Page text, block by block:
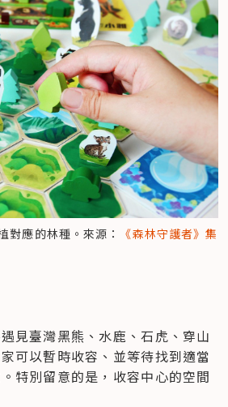
對應的林種。來源：
《森林守護者》集
見臺灣黑熊、水鹿、石虎、穿山
可以暫時收容、並等待找到適當
特別留意的是，收容中心的空間